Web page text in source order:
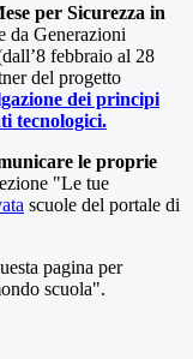
per Sicurezza in
da Generazioni
ll’8 febbraio al 28
del progetto
dei principi
tecnologici.
le proprie
"Le tue
scuole del portale di
pagina per
scuola".